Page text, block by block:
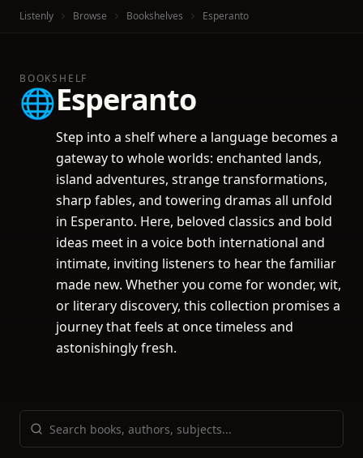
Listenly Browse Bookshelves Esperanto
BOOKSHELF
🌐Esperanto
Step into a shelf where a language becomes a
gateway to whole worlds: enchanted lands,
island adventures, strange transformations,
sharp fables, and towering dramas all unfold
in Esperanto. Here, beloved classics and bold
ideas meet in a voice both international and
intimate, inviting listeners to hear the familiar
made new. Whether you come for wonder, wit,
or literary discovery, this collection promises a
journey that feels at once timeless and
astonishingly fresh.